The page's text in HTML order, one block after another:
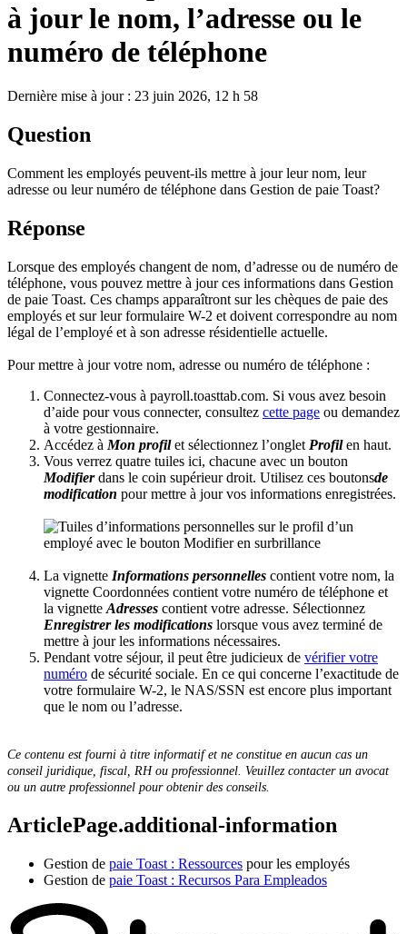
à jour le nom, l’adresse ou le
numéro de téléphone
Dernière mise à jour : 23 juin 2026, 12 h 58
Question
Comment les employés peuvent-ils mettre à jour leur nom, leur
adresse ou leur numéro de téléphone dans Gestion de paie Toast?
Réponse
Lorsque des employés changent de nom, d’adresse ou de numéro de
téléphone, vous pouvez mettre à jour ces informations dans Gestion
de paie Toast. Ces champs apparaîtront sur les chèques de paie des
employés et sur leur formulaire W-2 et doivent correspondre au nom
légal de l’employé et à son adresse résidentielle actuelle.
Pour mettre à jour votre nom, adresse ou numéro de téléphone :
Connectez-vous à payroll.toasttab.com. Si vous avez besoin
d’aide pour vous connecter, consultez cette page ou demandez
à votre gestionnaire.
Accédez à Mon profilet sélectionnez l’onglet Profilen haut.
Vous verrez quatre tuiles ici, chacune avec un bouton
Modifierdans le coin supérieur droit. Utilisez ces boutonsde
modification pour mettre à jour vos informations enregistrées.
La vignette Informations personnelles contient votre nom, la
vignette Coordonnées contient votre numéro de téléphone et
la vignette Adresses contient votre adresse. Sélectionnez
Enregistrer les modifications lorsque vous avez terminé de
mettre à jour les informations nécessaires.
Pendant votre séjour, il peut être judicieux de vérifier votre
numéro de sécurité sociale. En ce qui concerne l’exactitude de
votre formulaire W-2, le NAS/SSN est encore plus important
que le nom ou l’adresse.
Ce contenu est fourni à titre informatif et ne constitue en aucun cas un
conseil juridique, fiscal, RH ou professionnel. Veuillez contacter un avocat
ou un autre professionnel pour obtenir des conseils.
ArticlePage.additional-information
Gestion de paie Toast : Ressources pour les employés
Gestion de paie Toast : Recursos Para Empleados